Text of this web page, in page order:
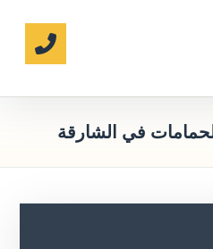
في الشارقة